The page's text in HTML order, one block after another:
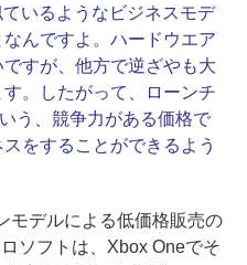
いるようなビジネスモデ
んですよ。ハードウエア
すが、他方で逆ざやも大
。したがって、ローンチ
う、競争力がある価格で
をすることができるよう
モデルによる低価格販売の
ソフトは、Xbox Oneでそ